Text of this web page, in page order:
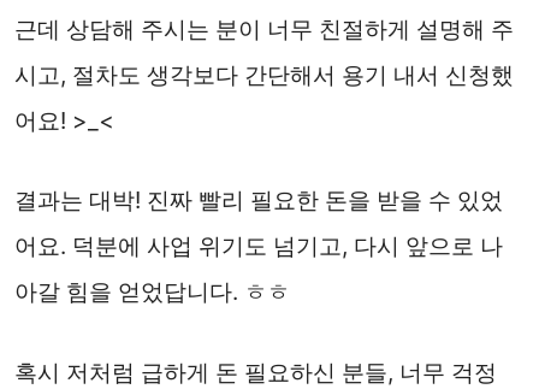
근데 상담해 주시는 분이 너무 친절하게 설명해 주
시고, 절차도 생각보다 간단해서 용기 내서 신청했
어요! >_<
결과는 대박! 진짜 빨리 필요한 돈을 받을 수 있었
어요. 덕분에 사업 위기도 넘기고, 다시 앞으로 나
아갈 힘을 얻었답니다. ㅎㅎ
혹시 저처럼 급하게 돈 필요하신 분들, 너무 걱정